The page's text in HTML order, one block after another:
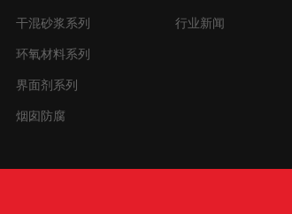
干混砂浆系列
环氧材料系列
界面剂系列
烟囱防腐
行业新闻